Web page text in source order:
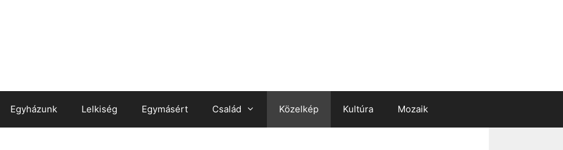
Egyházunk Lelkiség Egymásért Család Közelkép Kultúra Mozaik